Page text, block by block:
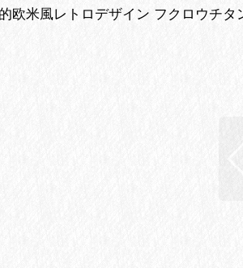
米風レトロデザイン フクロウチ